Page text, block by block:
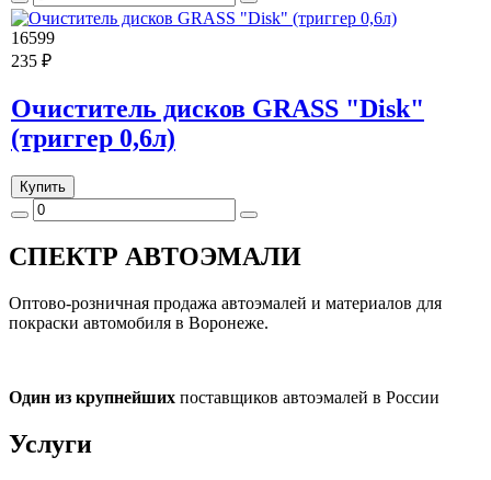
16599
235 ₽
Очиститель дисков GRASS "Disk"
(триггер 0,6л)
Купить
СПЕКТР АВТОЭМАЛИ
Оптово-розничная продажа автоэмалей и материалов для
покраски автомобиля в Воронеже.
Один из крупнейших поставщиков автоэмалей в России
Услуги